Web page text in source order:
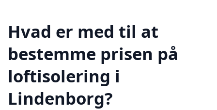
Hvad er med til at
bestemme prisen på
loftisolering i
Lindenborg?